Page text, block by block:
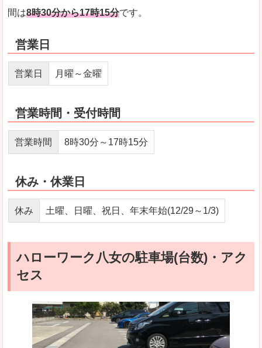
間は8時30分から17時15分です。
営業日
営業日 月曜～金曜
営業時間・受付時間
営業時間 8時30分～17時15分
休み・休業日
休み 土曜、日曜、祝日、年末年始(12/29～1/3)
ハローワーク八女の駐車場(台数)・アク
セス